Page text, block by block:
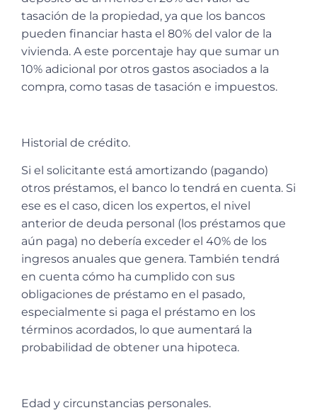
tasación de la propiedad, ya que los bancos
pueden financiar hasta el 80% del valor de la
vivienda. A este porcentaje hay que sumar un
10% adicional por otros gastos asociados a la
compra, como tasas de tasación e impuestos.
Historial de crédito.
Si el solicitante está amortizando (pagando)
otros préstamos, el banco lo tendrá en cuenta. Si
ese es el caso, dicen los expertos, el nivel
anterior de deuda personal (los préstamos que
aún paga) no debería exceder el 40% de los
ingresos anuales que genera. También tendrá
en cuenta cómo ha cumplido con sus
obligaciones de préstamo en el pasado,
especialmente si paga el préstamo en los
términos acordados, lo que aumentará la
probabilidad de obtener una hipoteca.
Edad y circunstancias personales.